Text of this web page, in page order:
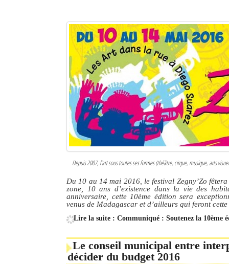
L'actualité du tourisme
Sites touristiques
Diego Suarez Pratique
Les Petites Annonces
La Tribune de Diego en PDF
Depuis 2007, l’art sous toutes ses formes (théâtre, cirque, musique, arts
Du 10 au 14 mai 2016, le festival Zegny’Zo
zone, 10 ans d’existence dans la vie des
anniversaire, cette 10ème édition sera
venus de Madagascar et d’ailleurs qui feront
Lire la suite : Communiqué : Soutenez la 10ème
Le conseil municipal entre
décider du budget 2016